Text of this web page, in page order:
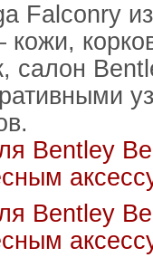
Falconry
салон